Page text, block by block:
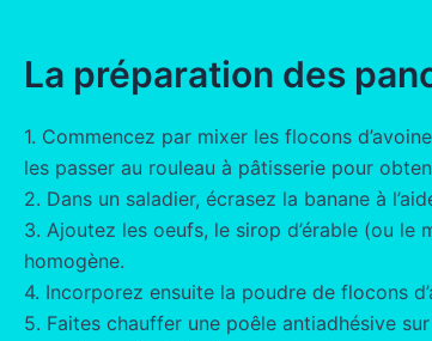
La préparation des
1. Commencez par mixer les flocons
les passer au rouleau à pâtisserie pour
2. Dans un saladier, écrasez la banane à
3. Ajoutez les oeufs, le sirop d’érable (ou le
homogène.
4. Incorporez ensuite la poudre de flocons
5. Faites chauffer une poêle antiadhésive